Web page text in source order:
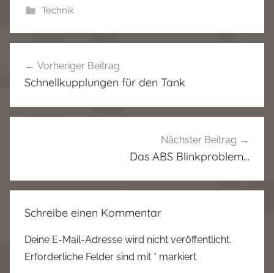
Technik
Vorheriger Beitrag
Schnellkupplungen für den Tank
Nächster Beitrag
Das ABS Blinkproblem…
Schreibe einen Kommentar
Deine E-Mail-Adresse wird nicht veröffentlicht.
Erforderliche Felder sind mit * markiert